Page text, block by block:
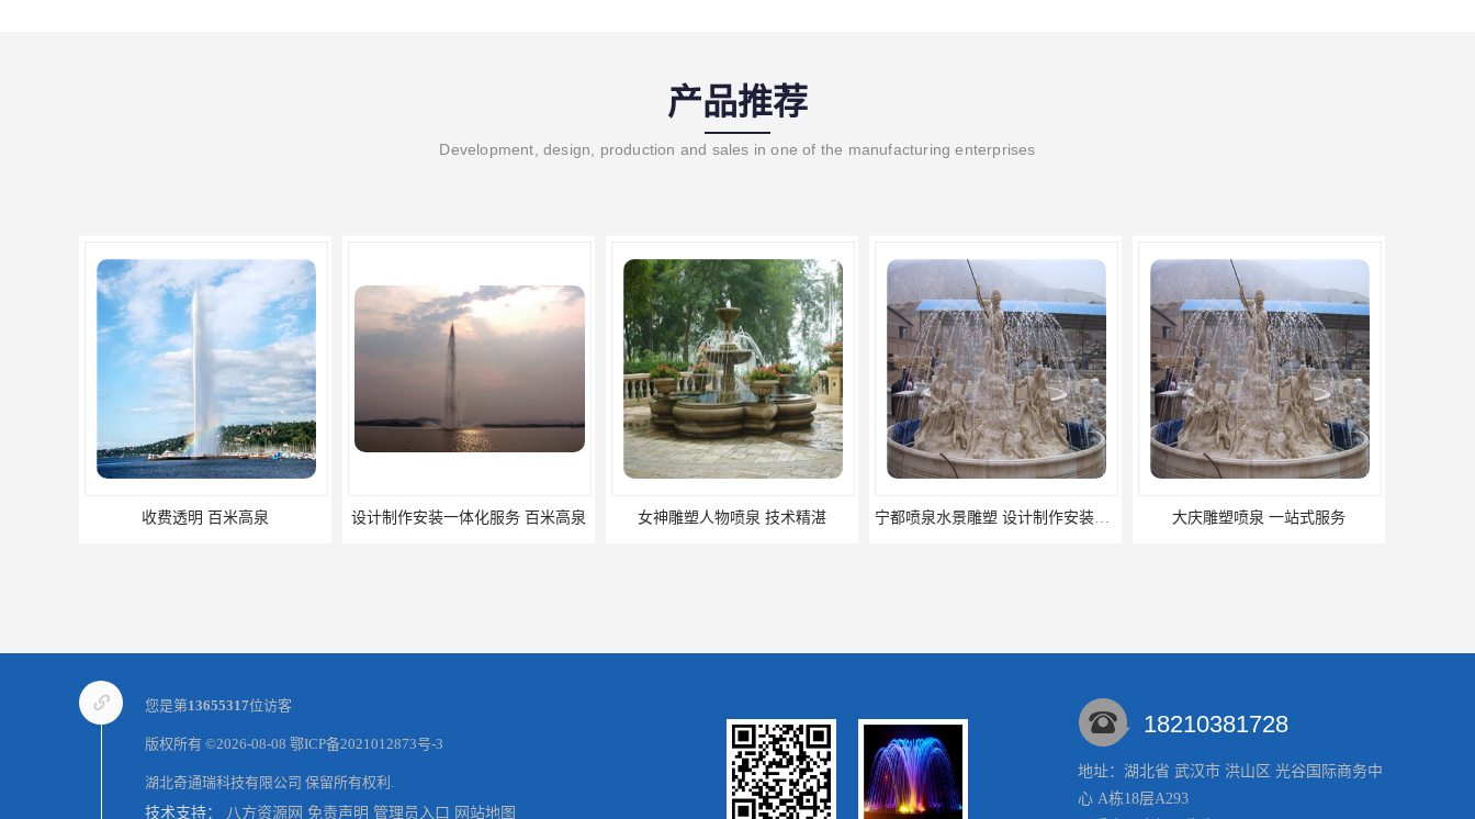
产品推荐
Development, design, production and sales in one of the manufacturing enterprises
收费透明 百米高泉 设计制作安装一体化服务 百米高泉 女神雕塑人物喷泉 技术精湛 宁都喷泉水景雕塑 设计制作安装一体化服务 大庆雕塑喷泉 一站式服务
您是第13655317位访客
版权所有 ©2026-08-08 鄂ICP备2021012873号-3
湖北奇通瑞科技有限公司 保留所有权利.
技术支持： 八方资源网 免责声明 管理员入口 网站地图
18210381728
地址：湖北省 武汉市 洪山区 光谷国际商务中
心 A栋18层A293